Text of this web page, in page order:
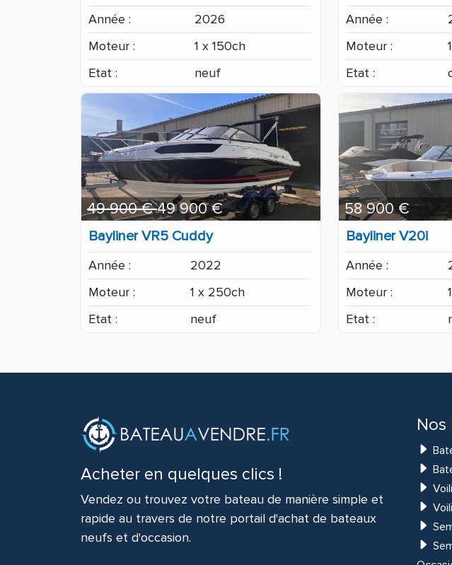
Année :
2026
Moteur :
1 x 150ch
Etat :
neuf
Année :
Moteur :
Etat :
Bayliner VR5 Cuddy
Année :
2022
Moteur :
1 x 250ch
Etat :
neuf
49 900 €49 900 €
Bayliner V20i
Année :
Moteur :
Etat :
58 900 €
Acheter en quelques clics !
Vendez ou trouvez votre bateau de manière simple et
rapide au travers de notre portail d'achat de bateaux
neufs et d'occasion.
Nos